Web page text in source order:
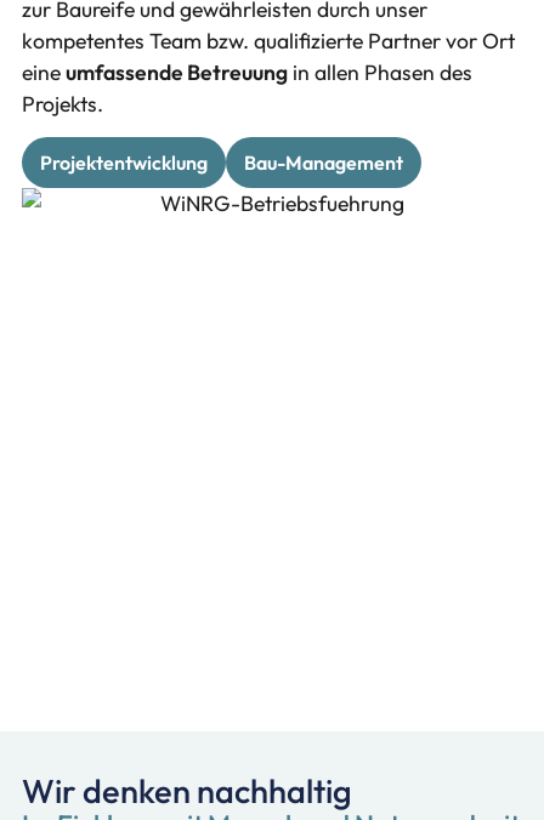
zur Baureife und gewährleisten durch unser
kompetentes Team bzw. qualifizierte Partner vor Ort
eineumfassende Betreuungin allen Phasen des
Projekts.
Projektentwicklung Bau-Management
Wir denken nachhaltig